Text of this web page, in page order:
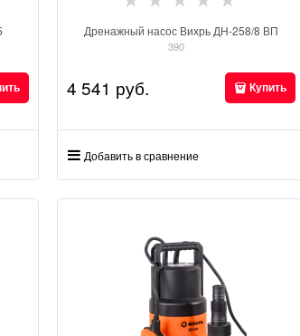
Дренажный насос Вихрь ДН-258/8 ВП
390
4 541 руб. Купить
Добавить в сравнение